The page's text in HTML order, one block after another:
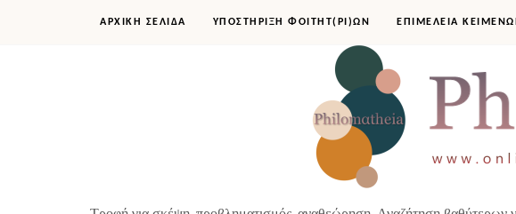
ΑΡΧΙΚΗ ΣΕΛΙΔΑ ΥΠΟΣΤΗΡΙΞΗ ΦΟΙΤΗΤ(ΡΙ)ΩΝ ΕΠΙΜΕΛΕΙΑ